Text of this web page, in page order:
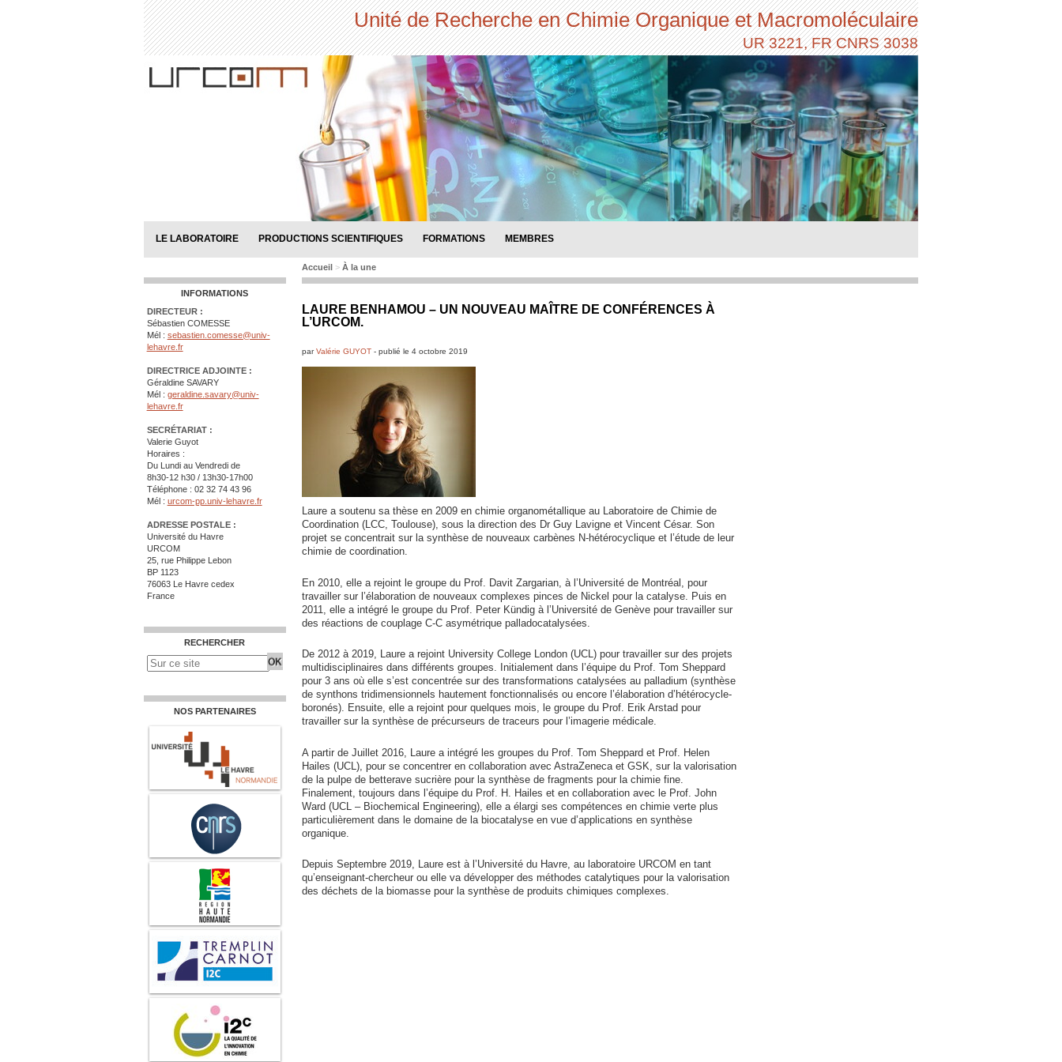
Unité de Recherche en Chimie Organique et Macromoléculaire
UR 3221, FR CNRS 3038
LE LABORATOIRE PRODUCTIONS SCIENTIFIQUES FORMATIONS MEMBRES
INFORMATIONS
DIRECTEUR :
Sébastien COMESSE
Mél : sebastien.comesse@univ-
lehavre.fr
DIRECTRICE ADJOINTE :
Géraldine SAVARY
Mél : geraldine.savary@univ-
lehavre.fr
SECRÉTARIAT :
Valerie Guyot
Horaires :
Du Lundi au Vendredi de
8h30-12 h30 / 13h30-17h00
Téléphone : 02 32 74 43 96
Mél : urcom-pp.univ-lehavre.fr
ADRESSE POSTALE :
Université du Havre
URCOM
25, rue Philippe Lebon
BP 1123
76063 Le Havre cedex
France
RECHERCHER
NOS PARTENAIRES
Accueil > À la une
LAURE BENHAMOU – UN NOUVEAU MAÎTRE DE CONFÉRENCES À
L’URCOM.
parValérie GUYOT - publié le 4 octobre 2019
Laure a soutenu sa thèse en 2009 en chimie organométallique au Laboratoire de Chimie de
Coordination (LCC, Toulouse), sous la direction des Dr Guy Lavigne et Vincent César. Son
projet se concentrait sur la synthèse de nouveaux carbènes N-hétérocyclique et l’étude de leur
chimie de coordination.
En 2010, elle a rejoint le groupe du Prof. Davit Zargarian, à l’Université de Montréal, pour
travailler sur l’élaboration de nouveaux complexes pinces de Nickel pour la catalyse. Puis en
2011, elle a intégré le groupe du Prof. Peter Kündig à l’Université de Genève pour travailler sur
des réactions de couplage C-C asymétrique palladocatalysées.
De 2012 à 2019, Laure a rejoint University College London (UCL) pour travailler sur des projets
multidisciplinaires dans différents groupes. Initialement dans l’équipe du Prof. Tom Sheppard
pour 3 ans où elle s’est concentrée sur des transformations catalysées au palladium (synthèse
de synthons tridimensionnels hautement fonctionnalisés ou encore l’élaboration d’hétérocycle-
boronés). Ensuite, elle a rejoint pour quelques mois, le groupe du Prof. Erik Arstad pour
travailler sur la synthèse de précurseurs de traceurs pour l’imagerie médicale.
A partir de Juillet 2016, Laure a intégré les groupes du Prof. Tom Sheppard et Prof. Helen
Hailes (UCL), pour se concentrer en collaboration avec AstraZeneca et GSK, sur la valorisation
de la pulpe de betterave sucrière pour la synthèse de fragments pour la chimie fine.
Finalement, toujours dans l’équipe du Prof. H. Hailes et en collaboration avec le Prof. John
Ward (UCL – Biochemical Engineering), elle a élargi ses compétences en chimie verte plus
particulièrement dans le domaine de la biocatalyse en vue d’applications en synthèse
organique.
Depuis Septembre 2019, Laure est à l’Université du Havre, au laboratoire URCOM en tant
qu’enseignant-chercheur ou elle va développer des méthodes catalytiques pour la valorisation
des déchets de la biomasse pour la synthèse de produits chimiques complexes.